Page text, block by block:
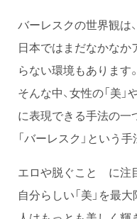
バーレスクの世界観は、
日本ではまだなかな
らない環境もあります。
そんな中、女性の「美
に表現できる手法の一
「バーレスク」という
エロや脱ぐこと に注
自分らしい「美」を最